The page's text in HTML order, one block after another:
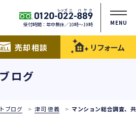
受付時間：年中無休／10時〜19時 MENU
売却相談 リフォーム
ログ
ブログ 津司 徳義 マンション総合調査、